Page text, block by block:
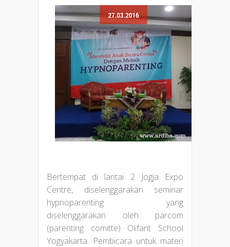
Bertempat di lantai 2 Jogja Expo
Centre, diselenggarakan seminar
hypnoparenting yang
diselenggarakan oleh parcom
(parenting comitte) Olifant School
Yogyakarta. Pembicara untuk materi